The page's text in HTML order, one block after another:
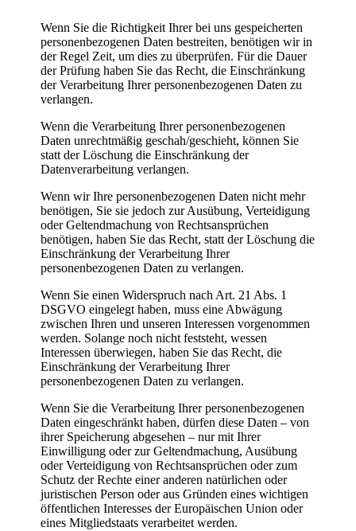
Wenn Sie die Richtigkeit Ihrer bei uns gespeicherten
personenbezogenen Daten bestreiten, benötigen wir in
der Regel Zeit, um dies zu überprüfen. Für die Dauer
der Prüfung haben Sie das Recht, die Einschränkung
der Verarbeitung Ihrer personenbezogenen Daten zu
verlangen.
Wenn die Verarbeitung Ihrer personenbezogenen
Daten unrechtmäßig geschah/geschieht, können Sie
statt der Löschung die Einschränkung der
Datenverarbeitung verlangen.
Wenn wir Ihre personenbezogenen Daten nicht mehr
benötigen, Sie sie jedoch zur Ausübung, Verteidigung
oder Geltendmachung von Rechtsansprüchen
benötigen, haben Sie das Recht, statt der Löschung die
Einschränkung der Verarbeitung Ihrer
personenbezogenen Daten zu verlangen.
Wenn Sie einen Widerspruch nach Art. 21 Abs. 1
DSGVO eingelegt haben, muss eine Abwägung
zwischen Ihren und unseren Interessen vorgenommen
werden. Solange noch nicht feststeht, wessen
Interessen überwiegen, haben Sie das Recht, die
Einschränkung der Verarbeitung Ihrer
personenbezogenen Daten zu verlangen.
Wenn Sie die Verarbeitung Ihrer personenbezogenen
Daten eingeschränkt haben, dürfen diese Daten – von
ihrer Speicherung abgesehen – nur mit Ihrer
Einwilligung oder zur Geltendmachung, Ausübung
oder Verteidigung von Rechtsansprüchen oder zum
Schutz der Rechte einer anderen natürlichen oder
juristischen Person oder aus Gründen eines wichtigen
öffentlichen Interesses der Europäischen Union oder
eines Mitgliedstaats verarbeitet werden.